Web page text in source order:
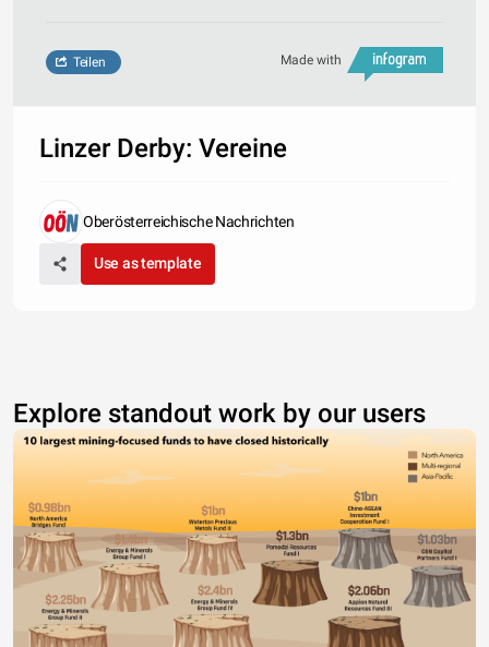
Made with
Teilen
Linzer Derby: Vereine
Oberösterreichische Nachrichten
Use as template
Explore standout work by our users